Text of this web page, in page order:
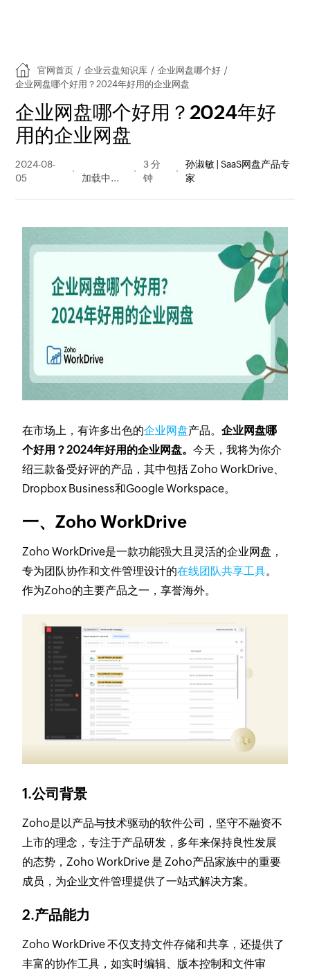
官网首页 / 企业云盘知识库 / 企业网盘哪个好 /
企业网盘哪个好用？2024年好用的企业网盘
企业网盘哪个好用？2024年好
用的企业网盘
2024-08-
05
量
3 分
钟
孙淑敏 | SaaS网盘产品专
家
在市场上，有许多出色的企业网盘产品。企业网盘哪
个好用？2024年好用的企业网盘。今天，我将为你介
绍三款备受好评的产品，其中包括 Zoho WorkDrive、
Dropbox Business和Google Workspace。
一、Zoho WorkDrive
Zoho WorkDrive是一款功能强大且灵活的企业网盘，
专为团队协作和文件管理设计的在线团队共享工具。
作为Zoho的主要产品之一，享誉海外。
1.公司背景
Zoho是以产品与技术驱动的软件公司，坚守不融资不
上市的理念，专注于产品研发，多年来保持良性发展
的态势，Zoho WorkDrive 是 Zoho产品家族中的重要
成员，为企业文件管理提供了一站式解决方案。
2.产品能力
Zoho WorkDrive 不仅支持文件存储和共享，还提供了
丰富的协作工具，如实时编辑、版本控制和文件审